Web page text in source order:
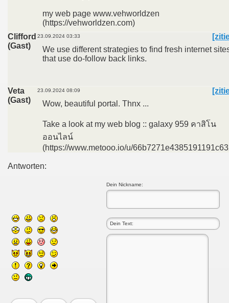
my web page www.vehworldzen
(https://vehworldzen.com)
Clifford
(Gast)
23.09.2024 03:33
We use different strategies to find fresh internet
that use do-follow back links.
Veta
(Gast)
23.09.2024 08:09
Wow, beautiful portal. Thnx ...
Take a look at my web blog :: galaxy 959 คาสิโน
ออนไลน์
(https://www.metooo.io/u/
Antworten:
Dein Nickname: